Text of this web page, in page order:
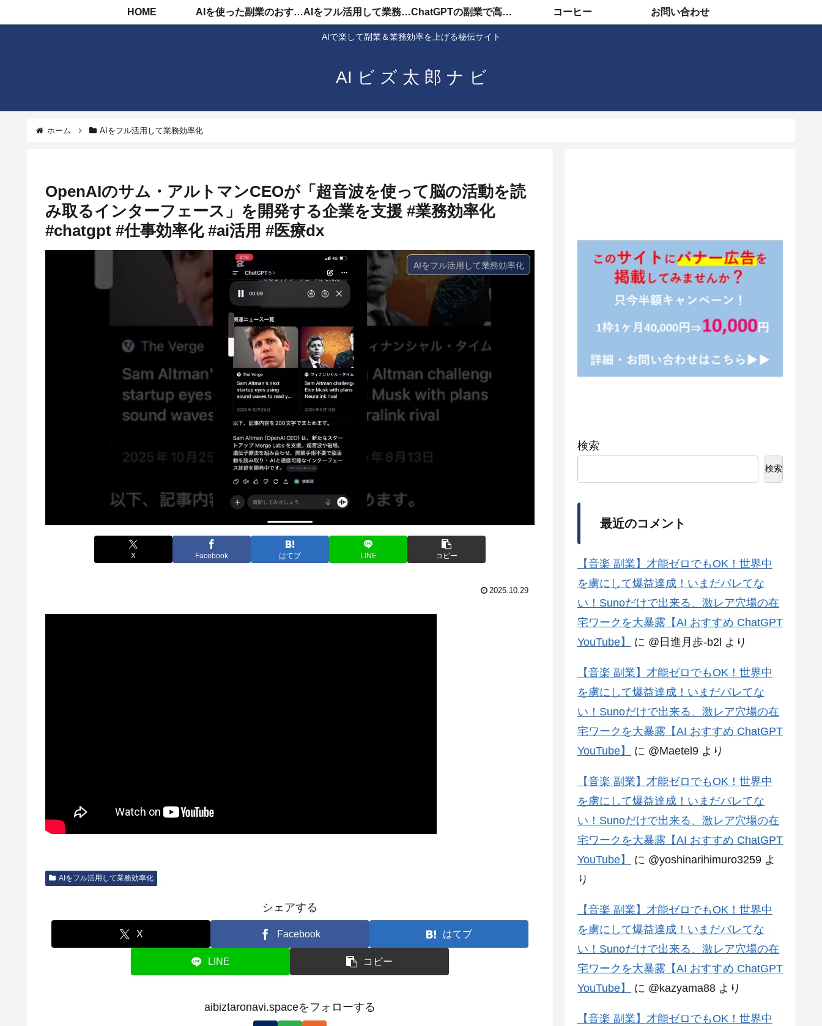
AIで楽して副業＆業務効率を上げる秘伝サイト
AI ビ ズ 太 郎 ナ ビ
HOME AIを使った副業のおすすめ AIをフル活用して業務効率化 ChatGPTの副業で高収入 コーヒー お問い合わせ
ホーム AIをフル活用して業務効率化
OpenAIのサム・アルトマンCEOが「超音波を使って脳の活動を読
み取るインターフェース」を開発する企業を支援 #業務効率化
#chatgpt #仕事効率化 #ai活用 #医療dx
AIをフル活用して業務効率化
X Facebook はてブ LINE コピー
2025.10.29
AIをフル活用して業務効率化
シェアする
X Facebook はてブ
LINE コピー
aibiztaronavi.spaceをフォローする
検索
検索
最近のコメント
【音楽 副業】才能ゼロでもOK！世界中
を虜にして爆益達成！いまだバレてな
い！Sunoだけで出来る、激レア穴場の在
宅ワークを大暴露【AI おすすめ ChatGPT
YouTube】
に @日進月歩-b2l より
【音楽 副業】才能ゼロでもOK！世界中
を虜にして爆益達成！いまだバレてな
い！Sunoだけで出来る、激レア穴場の在
宅ワークを大暴露【AI おすすめ ChatGPT
YouTube】
に @Maetel9 より
【音楽 副業】才能ゼロでもOK！世界中
を虜にして爆益達成！いまだバレてな
い！Sunoだけで出来る、激レア穴場の在
宅ワークを大暴露【AI おすすめ ChatGPT
YouTube】
に @yoshinarihimuro3259 よ
り
【音楽 副業】才能ゼロでもOK！世界中
を虜にして爆益達成！いまだバレてな
い！Sunoだけで出来る、激レア穴場の在
宅ワークを大暴露【AI おすすめ ChatGPT
YouTube】
に @kazyama88 より
【音楽 副業】才能ゼロでもOK！世界中